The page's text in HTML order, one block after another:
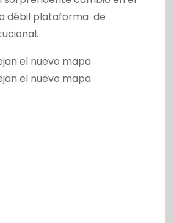
débil plataforma de